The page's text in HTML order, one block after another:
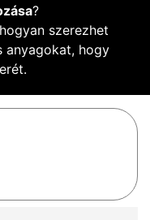
?
szerezhet
anyagokat, hogy